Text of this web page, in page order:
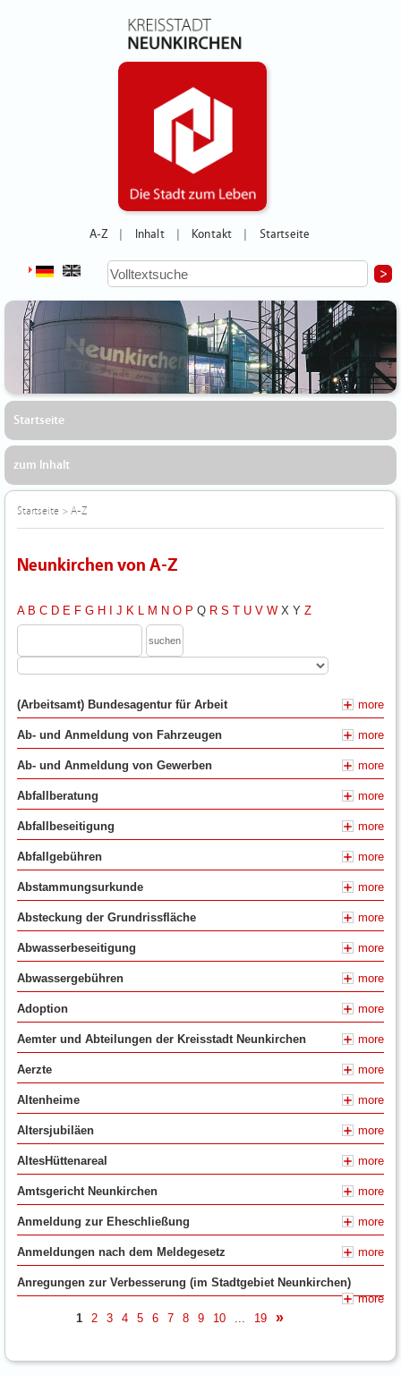
A-Z Inhalt Kontakt Startseite
Startseite
zum Inhalt
Startseite > A-Z
Neunkirchen von A-Z
A B C D E F G H I J K L M N O P Q R S T U V W X Y Z
(Arbeitsamt) Bundesagentur für Arbeit more
Ab- und Anmeldung von Fahrzeugen more
Ab- und Anmeldung von Gewerben more
Abfallberatung more
Abfallbeseitigung more
Abfallgebühren more
Abstammungsurkunde more
Absteckung der Grundrissfläche more
Abwasserbeseitigung more
Abwassergebühren more
Adoption more
Aemter und Abteilungen der Kreisstadt Neunkirchen more
Aerzte more
Altenheime more
Altersjubiläen more
AltesHüttenareal more
Amtsgericht Neunkirchen more
Anmeldung zur Eheschließung more
Anmeldungen nach dem Meldegesetz more
Anregungen zur Verbesserung (im Stadtgebiet Neunkirchen)
more
1
2 3 4 5 6 7 8 9 10 19